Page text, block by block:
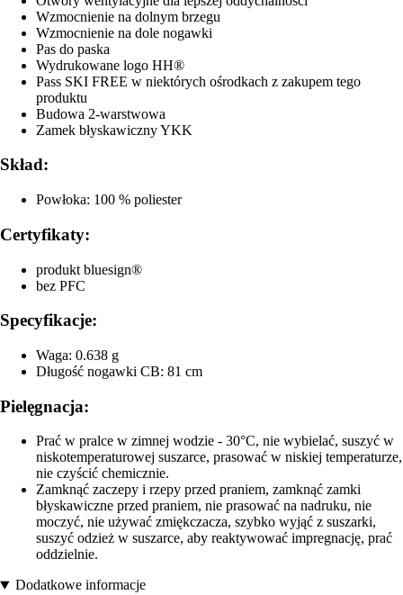
Wzmocnienie na dolnym brzegu
Wzmocnienie na dole nogawki
Pas do paska
Wydrukowane logo HH®
Pass SKI FREE w niektórych ośrodkach z zakupem tego
produktu
Budowa 2-warstwowa
Zamek błyskawiczny YKK
Skład:
Powłoka: 100 % poliester
Certyfikaty:
produkt bluesign®
bez PFC
Specyfikacje:
Waga: 0.638 g
Długość nogawki CB: 81 cm
Pielęgnacja:
Prać w pralce w zimnej wodzie - 30°C, nie wybielać, suszyć w
niskotemperaturowej suszarce, prasować w niskiej temperaturze,
nie czyścić chemicznie.
Zamknąć zaczepy i rzepy przed praniem, zamknąć zamki
błyskawiczne przed praniem, nie prasować na nadruku, nie
moczyć, nie używać zmiękczacza, szybko wyjąć z suszarki,
suszyć odzież w suszarce, aby reaktywować impregnację, prać
oddzielnie.
Dodatkowe informacje